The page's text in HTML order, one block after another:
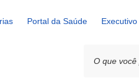
Portal da Saúde Executivo